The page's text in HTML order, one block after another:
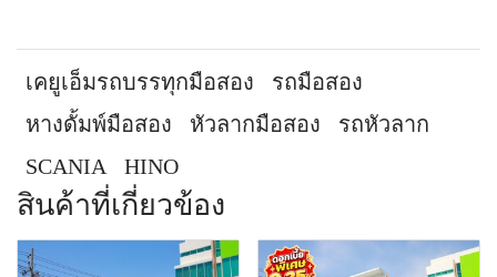
เคยูเอ็มรถบรรทุกมือสอง
รถมือสอง
หางดั้มพ์มือสอง
หัวลากมือสอง
รถหัวลาก
SCANIA
HINO
สินค้าที่เกี่ยวข้อง